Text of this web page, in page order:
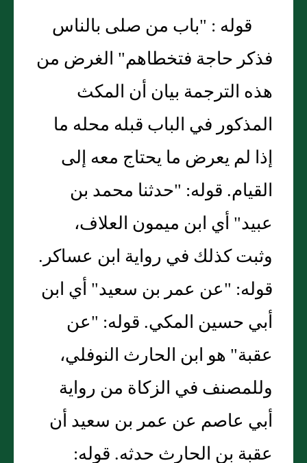
قوله : "باب من صلى بالناس
فذكر حاجة فتخطاهم" الغرض من
هذه الترجمة بيان أن المكث
المذكور في الباب قبله محله ما
إذا لم يعرض ما يحتاج معه إلى
القيام. قوله: "حدثنا محمد بن
عبيد" أي ابن ميمون العلاف،
وثبت كذلك في رواية ابن عساكر.
قوله: "عن عمر بن سعيد" أي ابن
أبي حسين المكي. قوله: "عن
عقبة" هو ابن الحارث النوفلي،
وللمصنف في الزكاة من رواية
أبي عاصم عن عمر بن سعيد أن
عقبة بن الحارث حدثه. قوله: